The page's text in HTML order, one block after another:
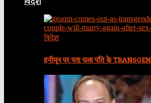
विदेश
हनीमून पर पता चला पति के